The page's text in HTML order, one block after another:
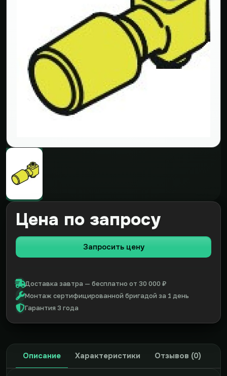
Цена по запросу
Запросить цену
Доставка завтра — бесплатно от 30 000 ₽
Монтаж сертифицированной бригадой за 1 день
Гарантия 3 года
Описание Характеристики Отзывов (0)